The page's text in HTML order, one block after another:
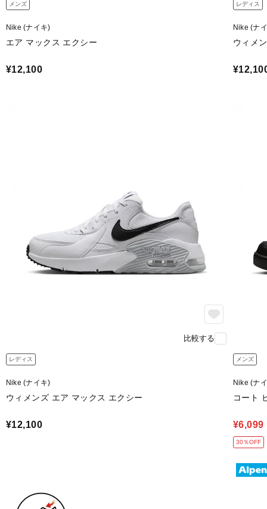
メンズ
Nike (ナイキ)
エア マックス エクシー
¥12,100
レディス
Nike (ナ
ウィメ
比較する
レディス
Nike (ナイキ)
ウィメンズ エア マックス エクシー
¥12,100
メンズ
Nike (ナ
コート
¥6,099
30％OFF